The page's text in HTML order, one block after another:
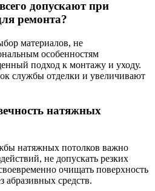
допускают при
ремонта?
материалов, не
особенностям
подход к монтажу и уходу.
службы отделки и увеличивают
натяжных
натяжных потолков важно
не допускать резких
очищать поверхность
абразивных средств.